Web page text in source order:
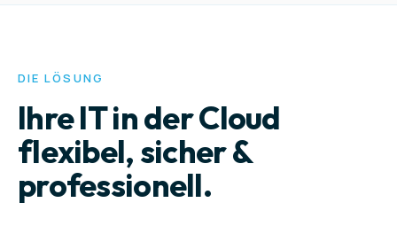
DIE LÖSUNG
Ihre IT in der Cloud
flexibel, sicher &
professionell.